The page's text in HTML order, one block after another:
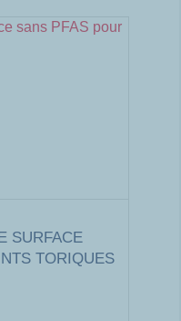
SURFACE
TORIQUES